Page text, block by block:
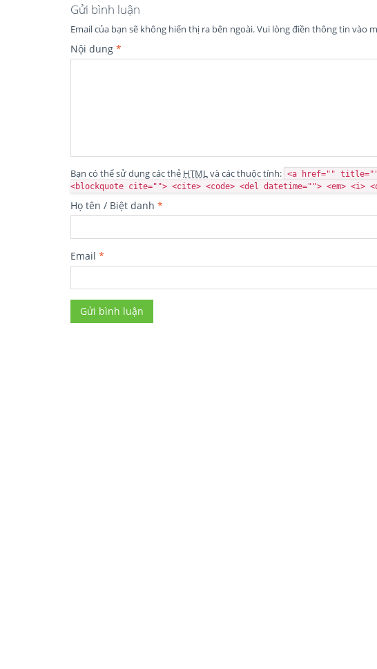
Gửi bình luận
Email của bạn sẽ không hiển thị ra bên ngoài.Vui lòng điền thông tin vào
Nội dung *
Bạn có thể sử dụng các thẻ HTMLvà các thuộc tính: <a href=""
<blockquote cite=""> <cite> <code> <del datetime=""> <em> <i>
Họ tên / Biệt danh *
Email *